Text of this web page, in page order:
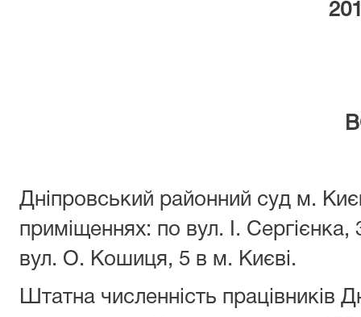
2017
Дніпровський районний суд м.
приміщеннях: по вул. І.
вул. О. Кошиця, 5 в м. Києві.
Штатна численність працівників